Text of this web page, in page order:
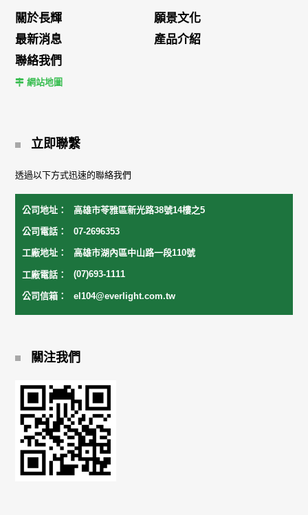
關於長輝
願景文化
最新消息
產品介紹
聯絡我們
網站地圖
立即聯繫
透過以下方式迅速的聯絡我們
公司地址： 高雄市苓雅區新光路38號14樓之5
公司電話： 07-2696353
工廠地址： 高雄市湖內區中山路一段110號
工廠電話： (07)693-1111
公司信箱： el104@everlight.com.tw
關注我們